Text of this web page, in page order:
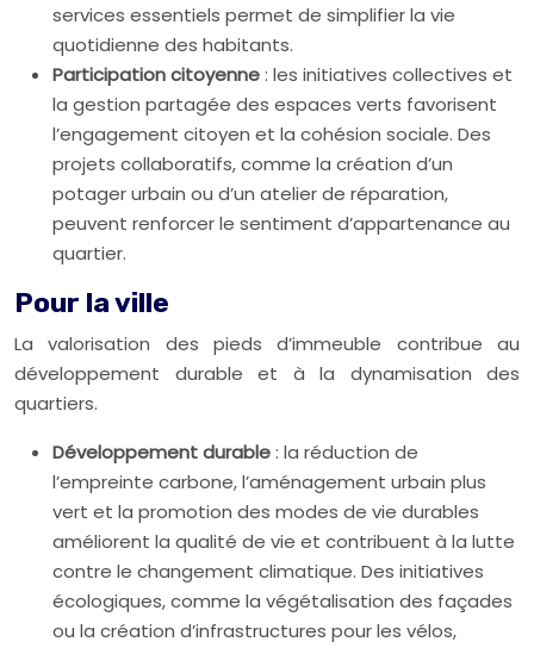
services essentiels permet de simplifier la vie
quotidienne des habitants.
Participation citoyenne: les initiatives collectives et
la gestion partagée des espaces verts favorisent
l’engagement citoyen et la cohésion sociale. Des
projets collaboratifs, comme la création d’un
potager urbain ou d’un atelier de réparation,
peuvent renforcer le sentiment d’appartenance au
quartier.
Pour la ville
La valorisation des pieds d’immeuble contribue au
développement durable et à la dynamisation des
quartiers.
Développement durable: la réduction de
l’empreinte carbone, l’aménagement urbain plus
vert et la promotion des modes de vie durables
améliorent la qualité de vie et contribuent à la lutte
contre le changement climatique. Des initiatives
écologiques, comme la végétalisation des façades
ou la création d’infrastructures pour les vélos,